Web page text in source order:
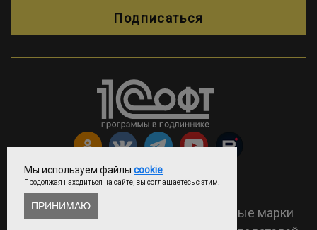
Подписаться
Copyright © ООО «Софтехно»
2026 Все права защищены. Все торговые марки
Мы используем файлы cookie
Продолжая находиться на сайте, вы соглашаетесь с этим.
ПРИНИМАЮ